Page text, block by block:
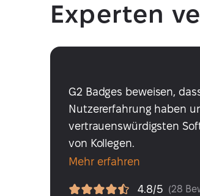
Experten
G2 Badges beweisen,
Nutzererfahrung haben
vertrauenswürdigsten
von Kollegen.
Mehr erfahren
4.8/5 (28